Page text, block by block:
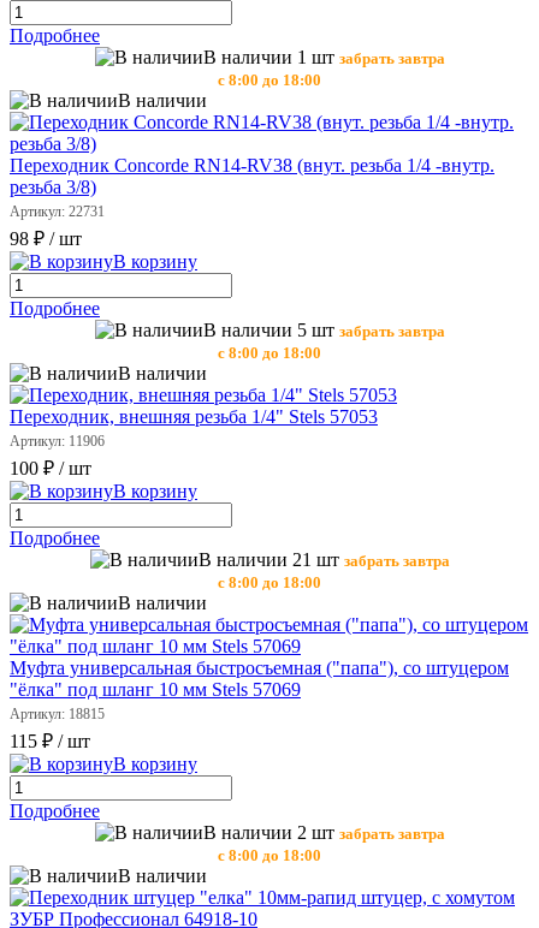
Подробнее
В наличии 1 шт забрать завтра
с 8:00 до 18:00
В наличии
Переходник Concorde RN14-RV38 (внут. резьба 1/4 -внутр.
резьба 3/8)
Артикул: 22731
98 ₽ / шт
В корзину
Подробнее
В наличии 5 шт забрать завтра
с 8:00 до 18:00
В наличии
Переходник, внешняя резьба 1/4" Stels 57053
Артикул: 11906
100 ₽ / шт
В корзину
Подробнее
В наличии 21 шт забрать завтра
с 8:00 до 18:00
В наличии
Муфта универсальная быстросъемная ("папа"), со штуцером
"ёлка" под шланг 10 мм Stels 57069
Артикул: 18815
115 ₽ / шт
В корзину
Подробнее
В наличии 2 шт забрать завтра
с 8:00 до 18:00
В наличии